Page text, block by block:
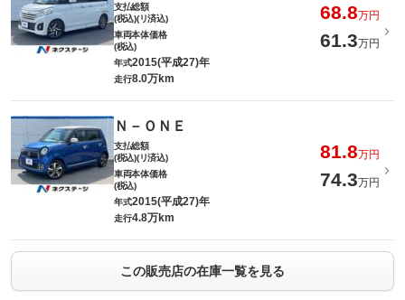
支払総額
(税込)(リ済込)
68.8万円
車両本体価格
(税込)
61.3万円
年式2015(平成27)年
走行8.0万km
Ｎ－ＯＮＥ
支払総額
(税込)(リ済込)
81.8万円
車両本体価格
(税込)
74.3万円
年式2015(平成27)年
走行4.8万km
この販売店の在庫一覧を見る